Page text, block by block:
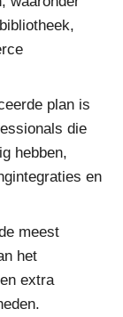
plan is
die
hebben,
en
meest
het
extra